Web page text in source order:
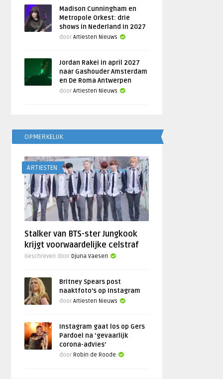
Madison Cunningham en
Metropole Orkest: drie
shows in Nederland in 2027
doorArtiesten Nieuws
Jordan Rakei in april 2027
naar Gashouder Amsterdam
en De Roma Antwerpen
doorArtiesten Nieuws
OPMERKELIJK
ARTIESTEN
Stalker van BTS-ster Jungkook
krijgt voorwaardelijke celstraf
Geschreven door Djuna Vaesen
Britney Spears post
naaktfoto’s op Instagram
doorArtiesten Nieuws
Instagram gaat los op Gers
Pardoel na ‘gevaarlijk
corona-advies’
door Robin de Roode